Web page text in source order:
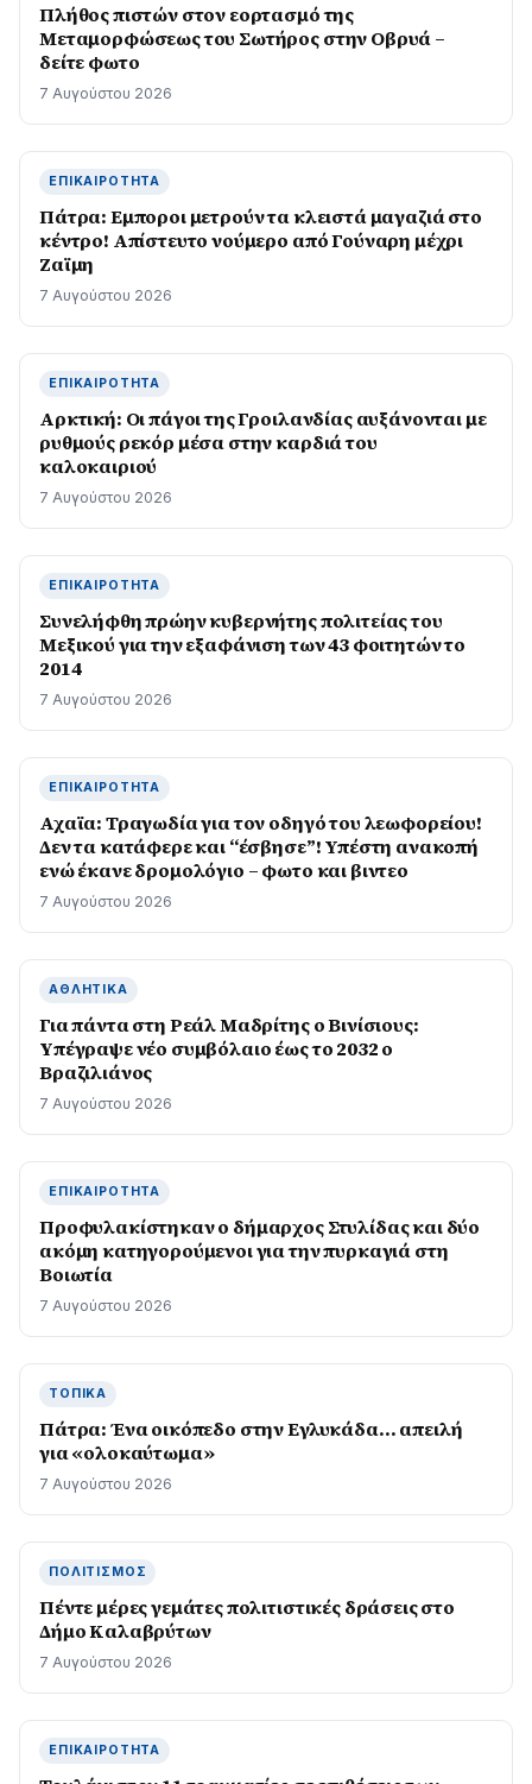
Πλήθος πιστών στον εορτασμό της
Μεταμορφώσεως του Σωτήρος στην Οβρυά –
δείτε φωτο
7 Αυγούστου 2026
ΕΠΙΚΑΙΡΌΤΗΤΑ
Πάτρα: Εμποροι μετρούν τα κλειστά μαγαζιά στο
κέντρο! Απίστευτο νούμερο από Γούναρη μέχρι
Ζαϊμη
7 Αυγούστου 2026
ΕΠΙΚΑΙΡΌΤΗΤΑ
Αρκτική: Οι πάγοι της Γροιλανδίας αυξάνονται με
ρυθμούς ρεκόρ μέσα στην καρδιά του
καλοκαιριού
7 Αυγούστου 2026
ΕΠΙΚΑΙΡΌΤΗΤΑ
Συνελήφθη πρώην κυβερνήτης πολιτείας του
Μεξικού για την εξαφάνιση των 43 φοιτητών το
2014
7 Αυγούστου 2026
ΕΠΙΚΑΙΡΌΤΗΤΑ
Αχαϊα: Τραγωδία για τον οδηγό του λεωφορείου!
Δεν τα κατάφερε και “έσβησε”! Υπέστη ανακοπή
ενώ έκανε δρομολόγιο – φωτο και βιντεο
7 Αυγούστου 2026
ΑΘΛΗΤΙΚΆ
Για πάντα στη Ρεάλ Μαδρίτης ο Βινίσιους:
Yπέγραψε νέο συμβόλαιο έως το 2032 ο
Βραζιλιάνος
7 Αυγούστου 2026
ΕΠΙΚΑΙΡΌΤΗΤΑ
Προφυλακίστηκαν ο δήμαρχος Στυλίδας και δύο
ακόμη κατηγορούμενοι για την πυρκαγιά στη
Βοιωτία
7 Αυγούστου 2026
ΤΟΠΙΚΆ
Πάτρα: Ένα οικόπεδο στην Εγλυκάδα… απειλή
για «ολοκαύτωμα»
7 Αυγούστου 2026
ΠΟΛΙΤΙΣΜΌΣ
Πέντε μέρες γεμάτες πολιτιστικές δράσεις στο
Δήμο Καλαβρύτων
7 Αυγούστου 2026
ΕΠΙΚΑΙΡΌΤΗΤΑ